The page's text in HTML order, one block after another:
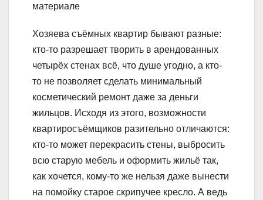
материале
Хозяева съёмных квартир бывают разные:
кто-то разрешает творить в арендованных
четырёх стенах всё, что душе угодно, а кто-
то не позволяет сделать минимальный
косметический ремонт даже за деньги
жильцов. Исходя из этого, возможности
квартиросъёмщиков разительно отличаются:
кто-то может перекрасить стены, выбросить
всю старую мебель и оформить жильё так,
как хочется, кому-то же нельзя даже вынести
на помойку старое скрипучее кресло. А ведь